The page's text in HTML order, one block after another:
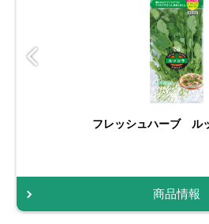
フレッシュハーブ
商品情報